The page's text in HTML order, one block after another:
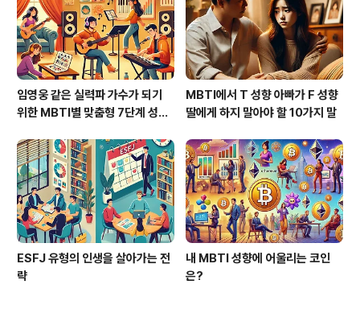
임영웅 같은 실력파 가수가 되기
위한 MBTI별 맞춤형 7단계 성공
MBTI에서 T 성향 아빠가 F 성향
딸에게 하지 말아야 할 10가지 말
ESFJ 유형의 인생을 살아가는 전
략
내 MBTI 성향에 어울리는 코인
은?